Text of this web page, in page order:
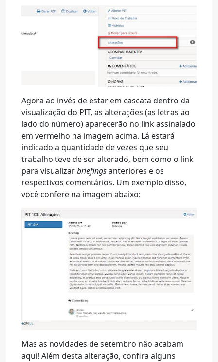
Agora ao invés de estar em cascata dentro da
visualização do PIT, as alterações (as letras ao
lado do número) aparecerão no link assinalado
em vermelho na imagem acima. Lá estará
indicado a quantidade de vezes que seu
trabalho teve de ser alterado, bem como o link
para visualizarbriefingsanteriores e os
respectivos comentários. Um exemplo disso,
você confere na imagem abaixo:
Mas as novidades de setembro não acabam
aqui! Além desta alteração, confira alguns